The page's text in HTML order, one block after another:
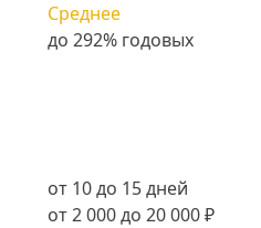
Среднее
от 10 до 15 дней
от 2 000 до 20 000 ₽